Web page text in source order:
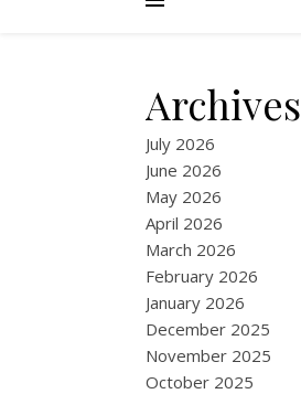
Archives
July 2026
June 2026
May 2026
April 2026
March 2026
February 2026
January 2026
December 2025
November 2025
October 2025